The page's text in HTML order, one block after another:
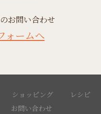
お問い合わせ
ォームへ
ショッピング
レシピ
お問い合わせ